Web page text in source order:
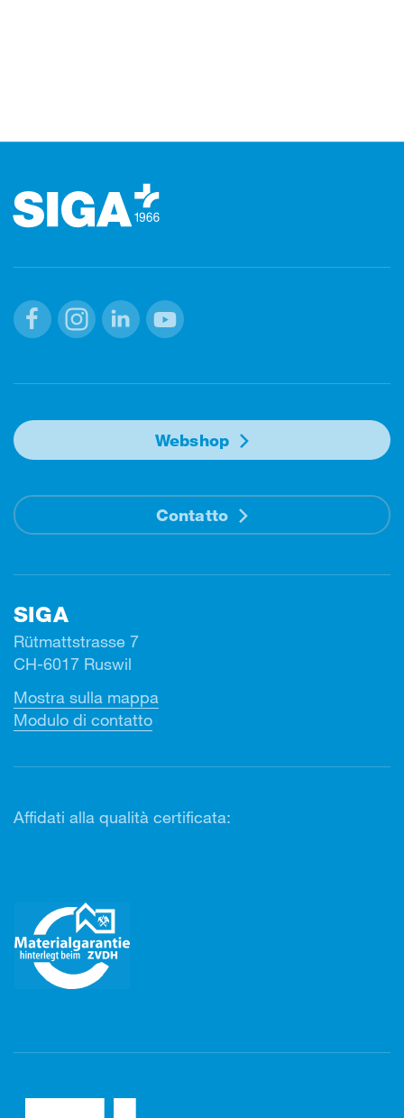
Webshop
Contatto
SIGA
Rütmattstrasse 7
CH-6017 Ruswil
Mostra sulla mappa
Modulo di contatto
Affidati alla qualità certificata: